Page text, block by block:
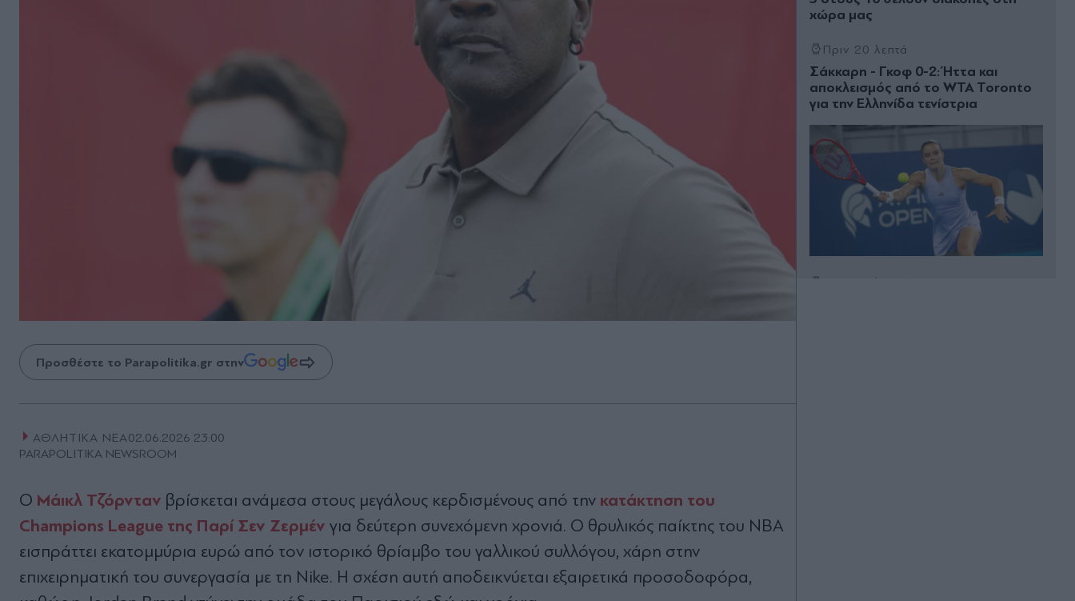
Προσθέστε το Parapolitika.gr στην
ΑΘΛΗΤΙΚΑ ΝΕΑ02.06.2026 23:00
PARAPOLITIKA NEWSROOM
Ο Μάικλ Τζόρνταν βρίσκεται ανάμεσα στους μεγάλους κερδισμένους από την κατάκτηση του
Champions League της Παρί Σεν Ζερμέν για δεύτερη συνεχόμενη χρονιά. Ο θρυλικός παίκτης του NBA
εισπράττει εκατομμύρια ευρώ από τον ιστορικό θρίαμβο του γαλλικού συλλόγου, χάρη στην
επιχειρηματική του συνεργασία με τη Nike. Η σχέση αυτή αποδεικνύεται εξαιρετικά προσοδοφόρα,
χώρα μας
Πριν 20 λεπτά
Σάκκαρη - Γκοφ 0-2: Ήττα και
αποκλεισμός από το WTA Toronto
για την Ελληνίδα τενίστρια
Πριν 23 λεπτά